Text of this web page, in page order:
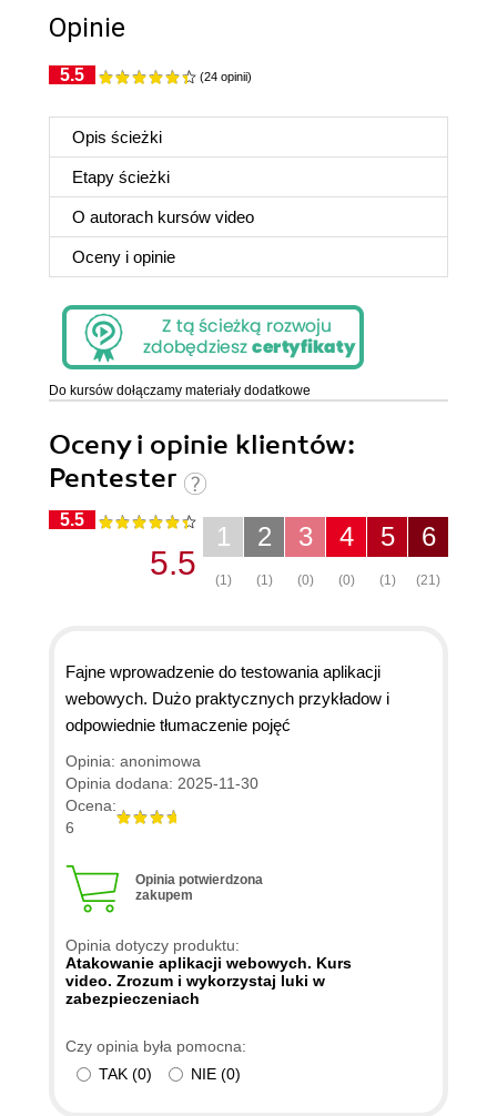
Opinie
5.5 (24 opinii)
Opis ścieżki
Etapy ścieżki
O autorach kursów video
Oceny i opinie
Do kursów dołączamy materiały dodatkowe
Oceny i opinie klientów:
Pentester
5.5
6
(21)
5
(1)
4
(0)
3
(0)
2
(1)
1
(1)
5.5
Fajne wprowadzenie do testowania aplikacji
webowych. Dużo praktycznych przykładow i
odpowiednie tłumaczenie pojęć
Opinia: anonimowa
Opinia dodana: 2025-11-30
Ocena:
6
Opinia potwierdzona
zakupem
Opinia dotyczy produktu:
Atakowanie aplikacji webowych. Kurs
video. Zrozum i wykorzystaj luki w
zabezpieczeniach
Czy opinia była pomocna:
TAK (0) NIE (0)